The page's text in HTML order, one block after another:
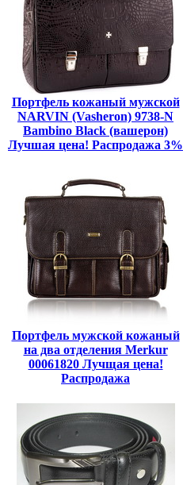
Портфель кожаный мужской
NARVIN (Vasheron) 9738-N
Bambino Black (вашерон)
Лучшая цена! Распродажа 3%
Портфель мужской кожаный
на два отделения Merkur
00061820 Лучщая цена!
Распродажа